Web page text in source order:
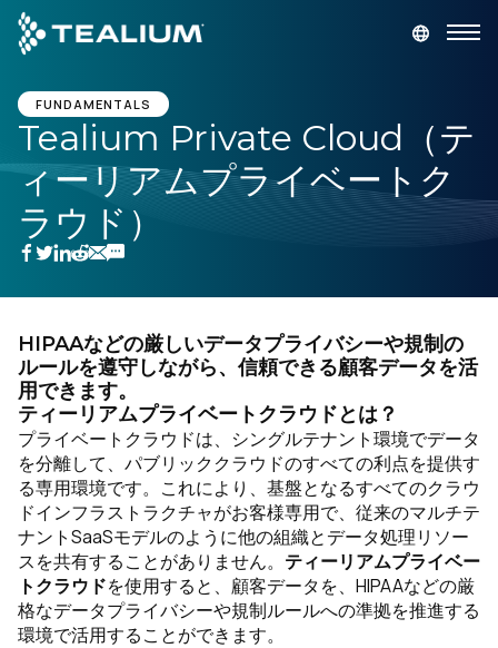
main
content
デモを依頼
プラットフォーム
ソリューション
業種
リソース
会社
FUNDAMENTALS
Tealium Private Cloud（テ
ィーリアムプライベートク
ラウド）
HIPAAなどの厳しいデータプライバシーや規制の
ルールを遵守しながら、信頼できる顧客データを活
用できます。
ティーリアムプライベートクラウドとは？
プライベートクラウドは、シングルテナント環境でデータ
を分離して、パブリッククラウドのすべての利点を提供す
る専用環境です。これにより、基盤となるすべてのクラウ
ドインフラストラクチャがお客様専用で、従来のマルチテ
ナントSaaSモデルのように他の組織とデータ処理リソー
スを共有することがありません。 ティーリアムプライベー
トクラウドを使用すると、顧客データを、HIPAAなどの厳
格なデータプライバシーや規制ルールへの準拠を推進する
環境で活用することができます。